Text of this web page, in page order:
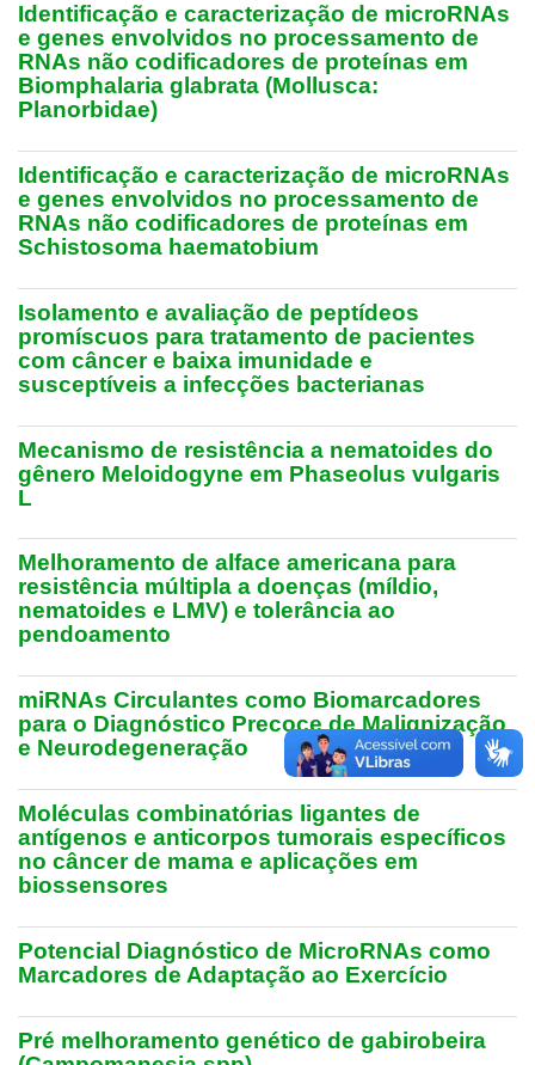
Identificação e caracterização de microRNAs
e genes envolvidos no processamento de
RNAs não codificadores de proteínas em
Biomphalaria glabrata (Mollusca:
Planorbidae)
Identificação e caracterização de microRNAs
e genes envolvidos no processamento de
RNAs não codificadores de proteínas em
Schistosoma haematobium
Isolamento e avaliação de peptídeos
promíscuos para tratamento de pacientes
com câncer e baixa imunidade e
susceptíveis a infecções bacterianas
Mecanismo de resistência a nematoides do
gênero Meloidogyne em Phaseolus vulgaris
L
Melhoramento de alface americana para
resistência múltipla a doenças (míldio,
nematoides e LMV) e tolerância ao
pendoamento
miRNAs Circulantes como Biomarcadores
para o Diagnóstico Precoce de Malignização
e Neurodegeneração
Moléculas combinatórias ligantes de
antígenos e anticorpos tumorais específicos
no câncer de mama e aplicações em
biossensores
Potencial Diagnóstico de MicroRNAs como
Marcadores de Adaptação ao Exercício
Pré melhoramento genético de gabirobeira